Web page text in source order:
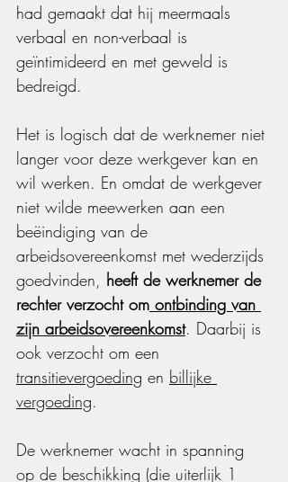
had gemaakt dat hij meermaals
verbaal en non-verbaal is
geïntimideerd en met geweld is
bedreigd.
Het is logisch dat de werknemer niet
langer voor deze werkgever kan en
wil werken. En omdat de werkgever
niet wilde meewerken aan een
beëindiging van de
arbeidsovereenkomst met wederzijds
goedvinden, heeft de werknemer de
rechter verzocht om ontbinding van
zijn arbeidsovereenkomst. Daarbij is
ook verzocht om een
transitievergoeding en billijke
vergoeding.
De werknemer wacht in spanning
op de beschikking (die uiterlijk 1